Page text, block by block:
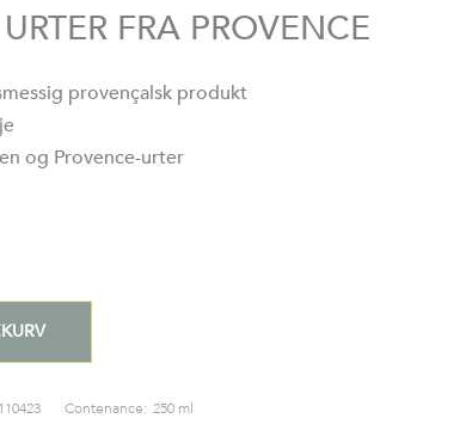
FRA PROVENCE​
provençalsk produkt
og Provence-urter
Contenance: 250 ml